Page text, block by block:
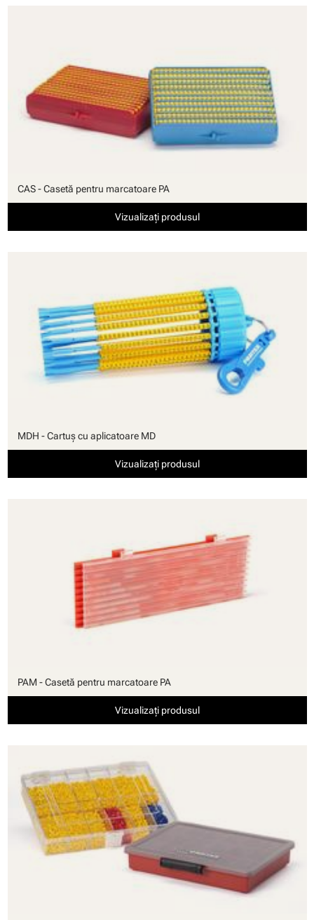
CAS - Casetă pentru marcatoare PA
Vizualizați produsul
MDH - Cartuş cu aplicatoare MD
Vizualizați produsul
PAM - Casetă pentru marcatoare PA
Vizualizați produsul